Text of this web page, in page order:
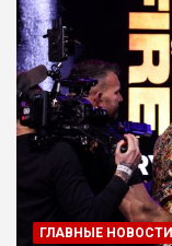
ГЛАВНЫЕ НОВОСТИ